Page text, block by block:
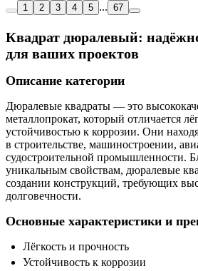
1
2 3 4 5 ... 67
Квадрат дюралевый:
для ваших проектов
Описание категории
Дюралевые квадраты — это
металлопрокат, который отличается
устойчивостью к коррозии. Они
в строительстве, машиностроении,
судостроительной промышленности.
уникальным свойствам, дюралевые
создании конструкций, требующих
долговечности.
Основные характеристики и
Лёгкость и прочность
Устойчивость к коррозии